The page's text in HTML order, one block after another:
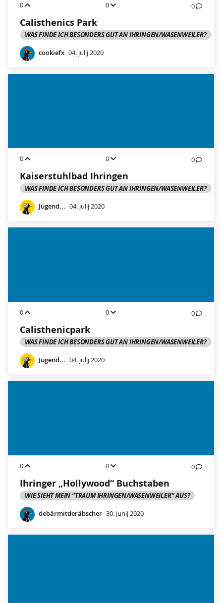
0 0 0
Calisthenics Park
WAS FINDE ICH BESONDERS GUT AN IHRINGEN/WASENWEILER?
cookiefx 04. julij 2020
0 0 0
Kaiserstuhlbad Ihringen
WAS FINDE ICH BESONDERS GUT AN IHRINGEN/WASENWEILER?
Jugend... 04. julij 2020
0 0 0
Calisthenicpark
WAS FINDE ICH BESONDERS GUT AN IHRINGEN/WASENWEILER?
Jugend... 04. julij 2020
0 0 0
Ihringer „Hollywood“ Buchstaben
WIE SIEHT MEIN "TRAUM IHRINGEN/WASENWEILER" AUS?
debärmitderäbscher 30. junij 2020